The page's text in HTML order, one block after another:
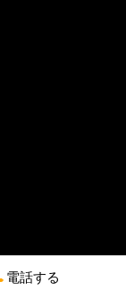
電話する